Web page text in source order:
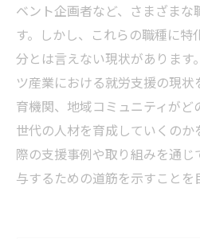
ベント企画者など、さまざまな
す。しかし、これらの職種に
分とは言えない現状があります
ツ産業における就労支援の現
育機関、地域コミュニティが
世代の人材を育成していくのか
際の支援事例や取り組みを通
与するための道筋を示すことを